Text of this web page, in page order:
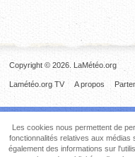
Copyright © 2026. LaMétéo.org
A propos
Lamétéo.org TV
Les cookies nous permettent de
fonctionnalités relatives aux
également des informations sur